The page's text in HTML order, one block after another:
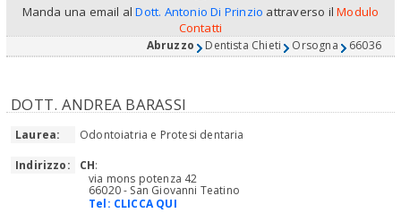
Manda una email alDott. Antonio Di Prinzio attraverso ilModulo
Contatti
Abruzzo Dentista Chieti Orsogna 66036
DOTT. ANDREA BARASSI
Laurea:
Odontoiatria e Protesi dentaria
Indirizzo:
CH:
via mons potenza 42
66020 - San Giovanni Teatino
Tel: CLICCA QUI